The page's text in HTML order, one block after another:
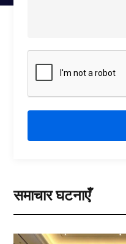
समाचार घटनाएँ